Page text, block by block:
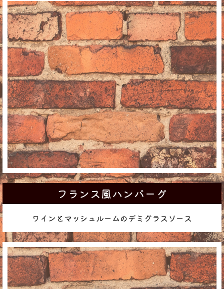
フランス風ハンバーグ
ワインとマッシュルームのデミグラスソース